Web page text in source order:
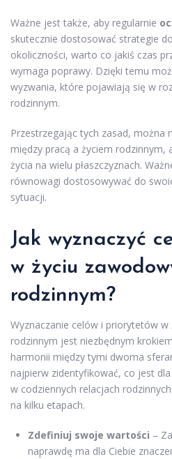
Ważne jest także, aby regularnie
skutecznie dostosować strategie
okoliczności, warto co jakiś czas
wymaga poprawy. Dzięki temu
wyzwania, które pojawiają się w
rodzinnym.
Przestrzegając tych zasad, można
między pracą a życiem rodzinnym,
życia na wielu płaszczyznach.
równowagi dostosowywać do
sytuacji.
Jak wyznaczyć
w życiu
rodzinnym?
Wyznaczanie celów i priorytetów
rodzinnym jest niezbędnym
harmonii między tymi dwoma
najpierw zidentyfikować, co jest
w codziennych relacjach
na kilku etapach.
Zdefiniuj swoje wartości –
naprawdę ma dla Ciebie